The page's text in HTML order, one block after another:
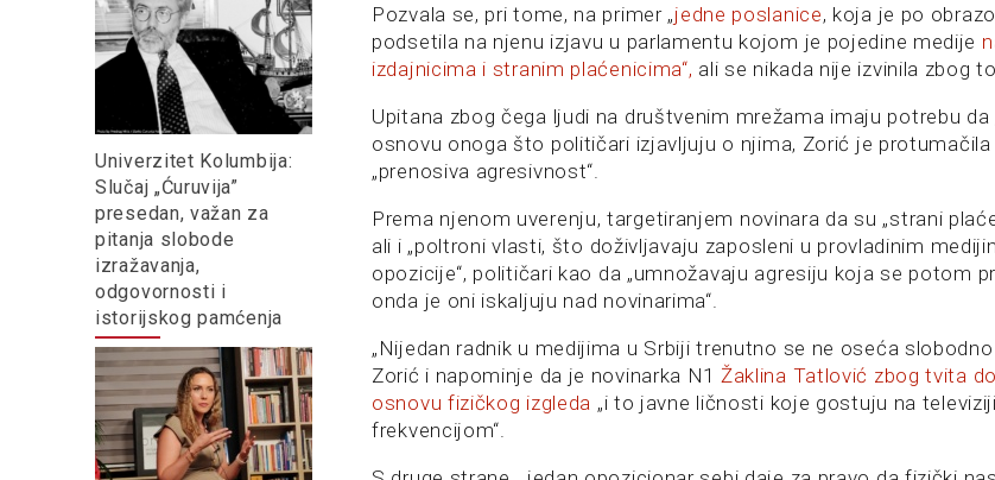
Univerzitet Kolumbija:
Slučaj „Ćuruvija”
presedan, važan za
pitanja slobode
izražavanja,
odgovornosti i
istorijskog pamćenja
Pozvala se, pri tome, na primer „jedne poslanice, koja je po
podsetila na njenu izjavu u parlamentu kojom je pojedine medije
izdajnicima i stranim plaćenicima“, ali se nikada nije izvinila zbog
Upitana zbog čega ljudi na društvenim mrežama imaju potrebu da
osnovu onoga što političari izjavljuju o njima, Zorić je protumačila
„prenosiva agresivnost“.
Prema njenom uverenju, targetiranjem novinara da su „strani
ali i „poltroni vlasti, što doživljavaju zaposleni u provladinim
opozicije“, političari kao da „umnožavaju agresiju koja se potom
onda je oni iskaljuju nad novinarima“.
„Nijedan radnik u medijima u Srbiji trenutno se ne oseća
Zorić i napominje da je novinarka N1 Žaklina Tatlović zbog tvita
osnovu fizičkog izgleda „i to javne ličnosti koje gostuju na
frekvencijom“.